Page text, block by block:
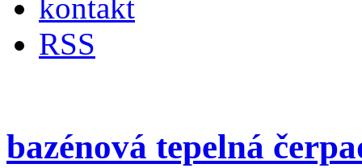
kontakt
RSS
bazénová tepelná